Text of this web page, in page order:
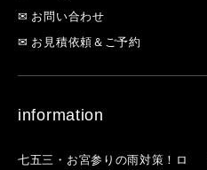
✉ お問い合わせ
✉ お見積依頼＆ご予約
information
七五三・お宮参りの雨対策！ロ